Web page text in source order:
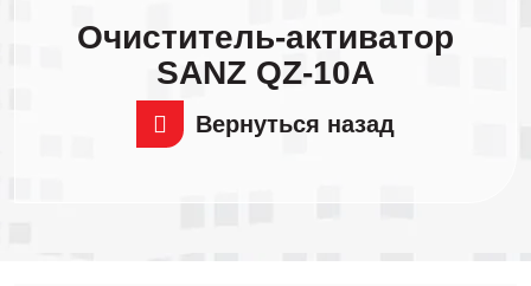
Очиститель-активатор
SANZ QZ-10A
Вернуться назад